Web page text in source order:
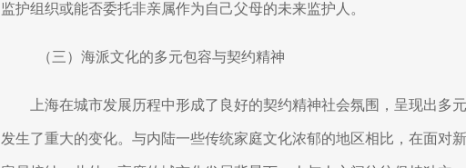
监护组织或能否委托非亲属作为自己父母的未来监护人。
（三）海派文化的多元包容与契约精神
上海在城市发展历程中形成了良好的契约精神社会氛围，呈现出多
发生了重大的变化。与内陆一些传统家庭文化浓郁的地区相比，在面